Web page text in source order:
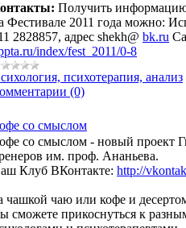
Получить
Фестивале 2011 года можно:
2828857, адрес shekh@ bk.ru
index/fest_2011/0-8
психотерапия, анализ
(0)
со смыслом
со смыслом - новый проект
им. проф. Ананьева.
Клуб ВКонтакте: http://
чашкой чаю или кофе и
сможете прикоснуться к